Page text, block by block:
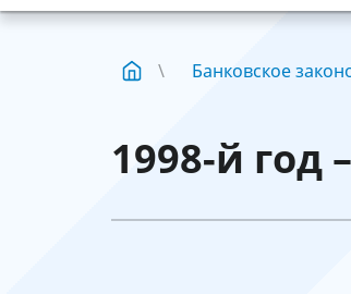
Банковское
1998-й год